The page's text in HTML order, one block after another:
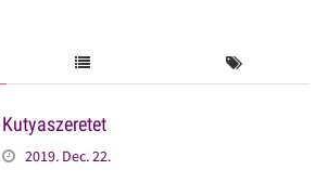
Kutyaszeretet
2019. Dec. 22.